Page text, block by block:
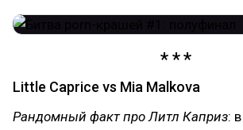
Little Caprice vs Mia Malkova
Рандомный факт про Литл Каприз: